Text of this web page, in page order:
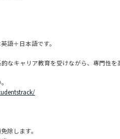
語＋日本語です。
なキャリア教育を受けながら、専門性を
除します。